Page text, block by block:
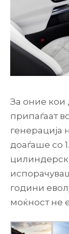
За оние кои
припаѓаат
генерација
доаѓаше со
години
моќност не